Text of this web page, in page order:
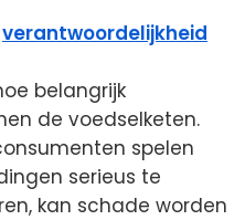
verantwoordelijkheid
belangrijk
de voedselketen.
spelen
serieus te
kan schade worden